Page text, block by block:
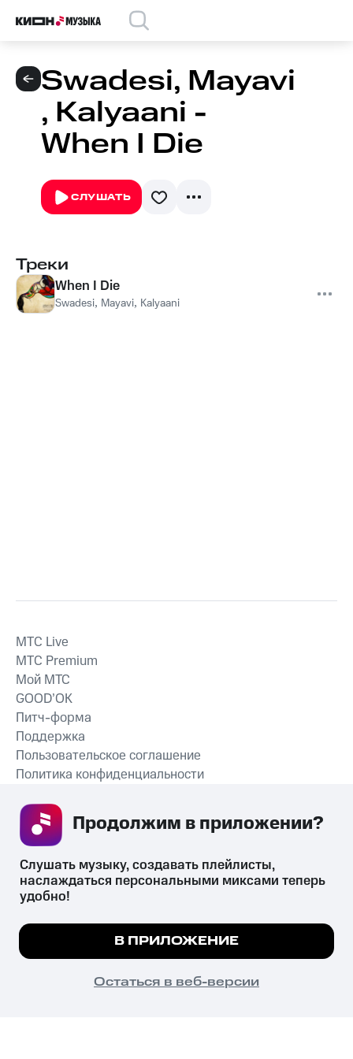
Swadesi, Mayavi
, Kalyaani -
When I Die
СЛУШАТЬ
Треки
When I Die
Swadesi, Mayavi, Kalyaani
СКАЧАТЬ ПРИЛОЖЕНИЕ
MTС Live
MTС Premium
Мой МТС
GOOD’OK
Питч-форма
Поддержка
Пользовательское соглашение
Политика конфиденциальности
психотропных веществ, их аналогов причиняет вред здоровью,
их незаконный оборот запрещён и влечёт установленную
законодательством ответственность.
© 2026 ООО «КИОН».
Все права защищены
Мы используем куки, чтобы на сайте все
Подробнее
ПОНЯТНО
Слушать музыку, создавать плейлисты,
наслаждаться персональными миксами теперь
удобно!
В ПРИЛОЖЕНИЕ
Остаться в веб-версии